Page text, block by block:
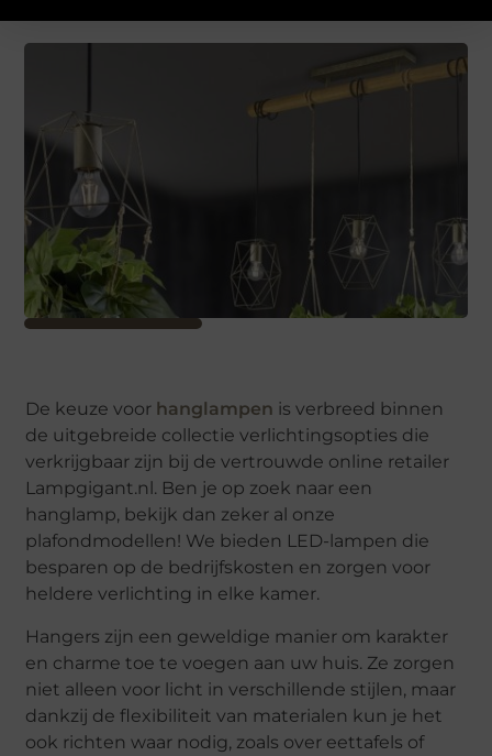
De keuze voor hanglampen is verbreed binnen
de uitgebreide collectie verlichtingsopties die
verkrijgbaar zijn bij de vertrouwde online retailer
Lampgigant.nl. Ben je op zoek naar een
hanglamp, bekijk dan zeker al onze
plafondmodellen! We bieden LED-lampen die
besparen op de bedrijfskosten en zorgen voor
heldere verlichting in elke kamer.
Hangers zijn een geweldige manier om karakter
en charme toe te voegen aan uw huis. Ze zorgen
niet alleen voor licht in verschillende stijlen, maar
dankzij de flexibiliteit van materialen kun je het
ook richten waar nodig, zoals over eettafels of